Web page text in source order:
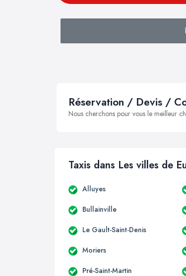
Réservation / Devis /
Nous cherchons pour vous le meilleur
Taxis dans Les villes de
Alluyes
Bullainville
Le Gault-Saint-Denis
Moriers
Pré-Saint-Martin